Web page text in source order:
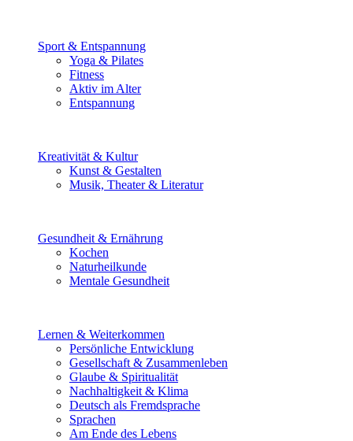
Sport & Entspannung
Yoga & Pilates
Fitness
Aktiv im Alter
Entspannung
Kreativität & Kultur
Kunst & Gestalten
Musik, Theater & Literatur
Gesundheit & Ernährung
Kochen
Naturheilkunde
Mentale Gesundheit
Lernen & Weiterkommen
Persönliche Entwicklung
Gesellschaft & Zusammenleben
Glaube & Spiritualität
Nachhaltigkeit & Klima
Deutsch als Fremdsprache
Sprachen
Am Ende des Lebens